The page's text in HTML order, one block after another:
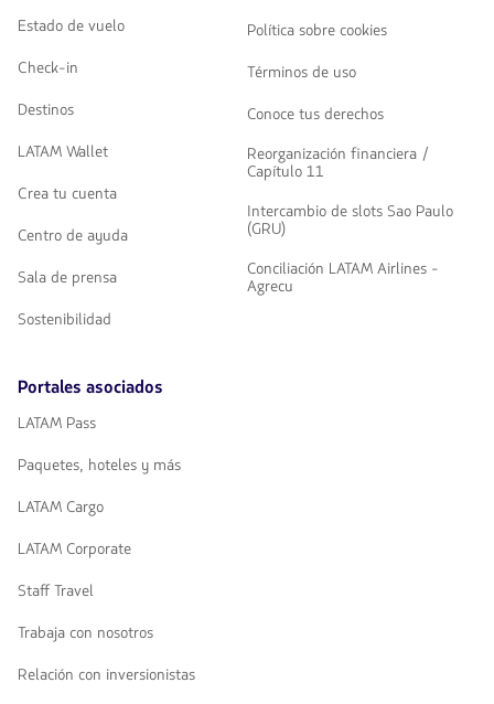
Estado de vuelo
Check-in
Destinos
LATAM Wallet
Crea tu cuenta
Centro de ayuda
Sala de prensa
Sostenibilidad
Política sobre cookies
Términos de uso
Conoce tus derechos
Reorganización financiera /
Capítulo 11
Intercambio de slots Sao Paulo
(GRU)
Conciliación LATAM Airlines -
Agrecu
Portales asociados
LATAM Pass
Paquetes, hoteles y más
LATAM Cargo
LATAM Corporate
Staff Travel
Trabaja con nosotros
Relación con inversionistas